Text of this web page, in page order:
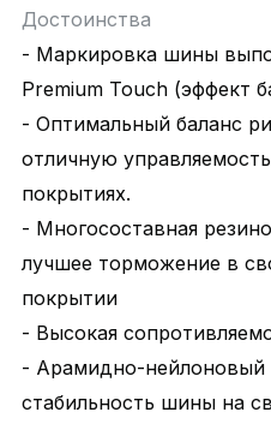
Достоинства
- Маркировка шины
Premium Touch (эффект
- Оптимальный баланс
отличную
покрытиях.
- Многосоставная
лучшее торможение в
покрытии
- Высокая
- Арамидно-нейлоновый
стабильность шины на